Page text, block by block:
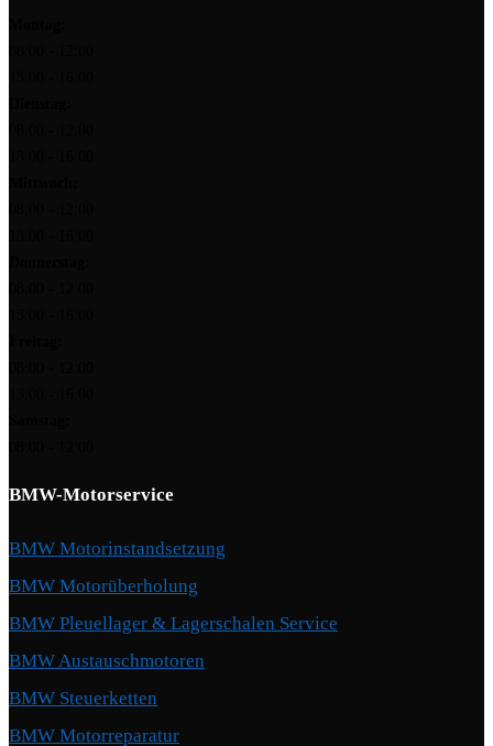
BMW-Motorservice
BMW Motorinstandsetzung
BMW Motorüberholung
BMW Pleuellager & Lagerschalen Service
BMW Austauschmotoren
BMW Steuerketten
BMW Motorreparatur